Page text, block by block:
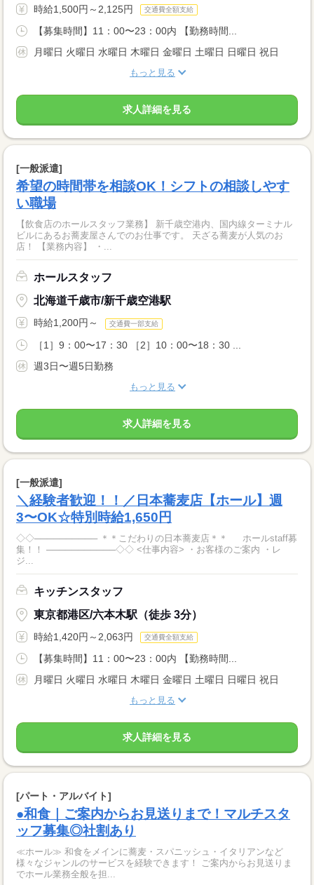
時給1,500円～2,125円 交通費全額支給
【募集時間】11：00〜23：00内 【勤務時間...
月曜日 火曜日 水曜日 木曜日 金曜日 土曜日 日曜日 祝日
もっと見る
求人詳細を見る
[一般派遣]
希望の時間帯を相談OK！シフトの相談しやす
い職場
【飲食店のホールスタッフ業務】 新千歳空港内、国内線ターミナル
ビルにあるお蕎麦屋さんでのお仕事です。 天ざる蕎麦が人気のお
店！ 【業務内容】 ・...
ホールスタッフ
北海道千歳市/新千歳空港駅
時給1,200円～ 交通費一部支給
［1］9：00〜17：30 ［2］10：00〜18：30 ...
週3日〜週5日勤務
もっと見る
求人詳細を見る
[一般派遣]
＼経験者歓迎！！／日本蕎麦店【ホール】週
3〜OK☆特別時給1,650円
◇◇────────── ＊＊こだわりの日本蕎麦店＊＊ ホールstaff募
集！！ ───────────◇◇ <仕事内容> ・お客様のご案内 ・レ
ジ...
キッチンスタッフ
東京都港区/六本木駅（徒歩 3分）
時給1,420円～2,063円 交通費全額支給
【募集時間】11：00〜23：00内 【勤務時間...
月曜日 火曜日 水曜日 木曜日 金曜日 土曜日 日曜日 祝日
もっと見る
求人詳細を見る
[パート・アルバイト]
●和食｜ご案内からお見送りまで！マルチスタ
ッフ募集◎社割あり
≪ホール≫ 和食をメインに蕎麦・スパニッシュ・イタリアンなど
様々なジャンルのサービスを経験できます！ ご案内からお見送りま
でホール業務全般を担...